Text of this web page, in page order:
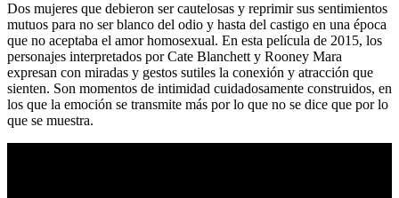
Dos mujeres que debieron ser cautelosas y reprimir sus sentimientos
mutuos para no ser blanco del odio y hasta del castigo en una época
que no aceptaba el amor homosexual. En esta película de 2015, los
personajes interpretados por Cate Blanchett y Rooney Mara
expresan con miradas y gestos sutiles la conexión y atracción que
sienten. Son momentos de intimidad cuidadosamente construidos, en
los que la emoción se transmite más por lo que no se dice que por lo
que se muestra.